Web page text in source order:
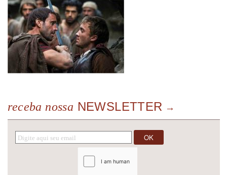
receba nossa NEWSLETTER